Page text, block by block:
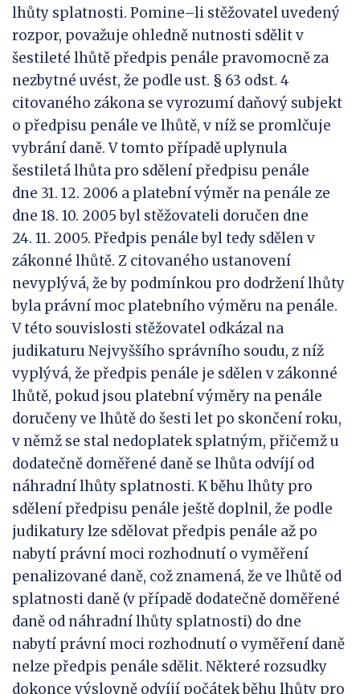
lhůty splatnosti. Pomine–li stěžovatel uvedený
rozpor, považuje ohledně nutnosti sdělit v
šestileté lhůtě předpis penále pravomocně za
nezbytné uvést, že podle ust. § 63 odst. 4
citovaného zákona se vyrozumí daňový subjekt
o předpisu penále ve lhůtě, v níž se promlčuje
vybrání daně. V tomto případě uplynula
šestiletá lhůta pro sdělení předpisu penále
dne 31. 12. 2006 a platební výměr na penále ze
dne 18. 10. 2005 byl stěžovateli doručen dne
24. 11. 2005. Předpis penále byl tedy sdělen v
zákonné lhůtě. Z citovaného ustanovení
nevyplývá, že by podmínkou pro dodržení lhůty
byla právní moc platebního výměru na penále.
V této souvislosti stěžovatel odkázal na
judikaturu Nejvyššího správního soudu, z níž
vyplývá, že předpis penále je sdělen v zákonné
lhůtě, pokud jsou platební výměry na penále
doručeny ve lhůtě do šesti let po skončení roku,
v němž se stal nedoplatek splatným, přičemž u
dodatečně doměřené daně se lhůta odvíjí od
náhradní lhůty splatnosti. K běhu lhůty pro
sdělení předpisu penále ještě doplnil, že podle
judikatury lze sdělovat předpis penále až po
nabytí právní moci rozhodnutí o vyměření
penalizované daně, což znamená, že ve lhůtě od
splatnosti daně (v případě dodatečně doměřené
daně od náhradní lhůty splatnosti) do dne
nabytí právní moci rozhodnutí o vyměření daně
nelze předpis penále sdělit. Některé rozsudky
dokonce výslovně odvíjí počátek běhu lhůty pro